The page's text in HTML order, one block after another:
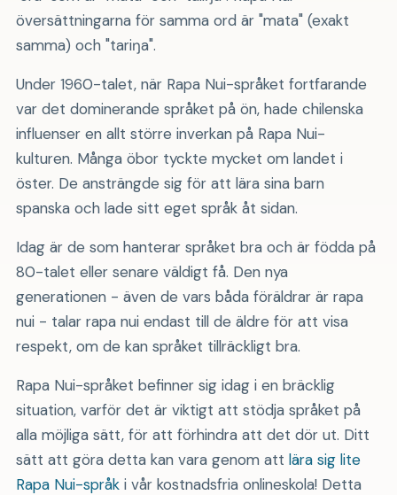
översättningarna för samma ord är "mata" (exakt
samma) och "tariŋa".
Under 1960-talet, när Rapa Nui-språket fortfarande
var det dominerande språket på ön, hade chilenska
influenser en allt större inverkan på Rapa Nui-
kulturen. Många öbor tyckte mycket om landet i
öster. De ansträngde sig för att lära sina barn
spanska och lade sitt eget språk åt sidan.
Idag är de som hanterar språket bra och är födda på
80-talet eller senare väldigt få. Den nya
generationen - även de vars båda föräldrar är rapa
nui - talar rapa nui endast till de äldre för att visa
respekt, om de kan språket tillräckligt bra.
Rapa Nui-språket befinner sig idag i en bräcklig
situation, varför det är viktigt att stödja språket på
alla möjliga sätt, för att förhindra att det dör ut. Ditt
sätt att göra detta kan vara genom att lära sig lite
Rapa Nui-språki vår kostnadsfria onlineskola! Detta